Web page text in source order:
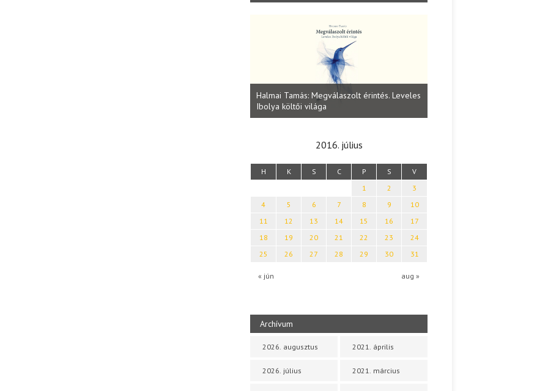
Halmai Tamás: Megválaszolt érintés. Leveles
Ibolya költői világa
2016. július
H K S C P S V
« jún aug »
1 2
3
4
5 6 7 8 9
10
11
12 13 14 15 16
17
18
19 20 21 22 23
24
25
26 27 28 29 30 31
Archívum
2026. augusztus
2026. július
2021. április
2021. március